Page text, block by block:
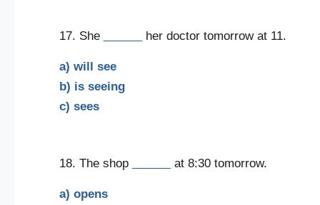
17. She her doctor tomorrow at 11.
a) will see
b) is seeing
c) sees
18. The shop at 8:30 tomorrow.
a) opens